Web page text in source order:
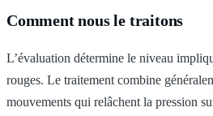
Comment nous le traitons
L’évaluation détermine le niveau
rouges. Le traitement combine
mouvements qui relâchent la pression